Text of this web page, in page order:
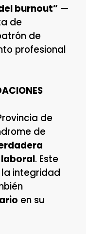
burnout” —
de
de
profesional
de
de
. Este
integridad
en su